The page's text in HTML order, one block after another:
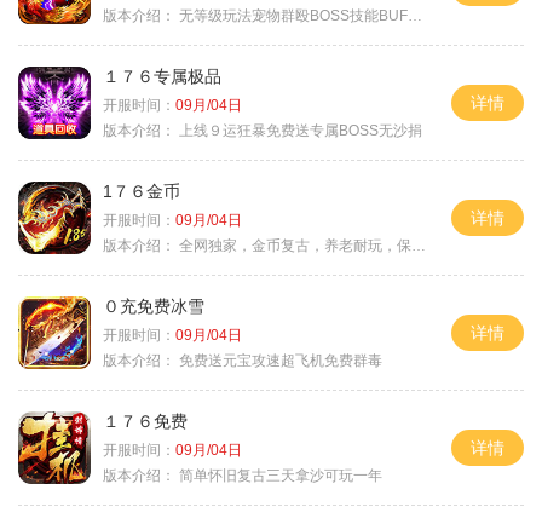
版本介绍： 无等级玩法宠物群殴BOSS技能BUFF铭文B
１７６专属极品
开服时间： 09月/04日
版本介绍：
上线９运狂暴免费送专属BOSS无沙捐
详情
1７６金币
开服时间： 09月/04日
版本介绍： 全网独家，金币复古，养老耐玩，保底回収
详情
０充免费冰雪
开服时间： 09月/04日
版本介绍： 免费送元宝攻速超飞机免费群毒
详情
１７６免费
开服时间： 09月/04日
版本介绍： 简单怀旧复古三天拿沙可玩一年
详情